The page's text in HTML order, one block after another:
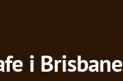
i Brisbane